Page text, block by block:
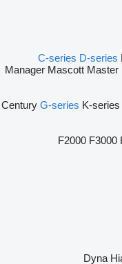
C-series D-series
Manager Mascott Master
Century G-series K-series
F2000 F3000
Dyna